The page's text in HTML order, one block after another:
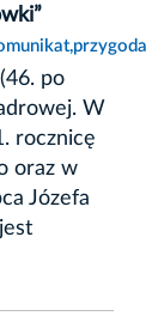
po
W
rocznicę
oraz w
Józefa